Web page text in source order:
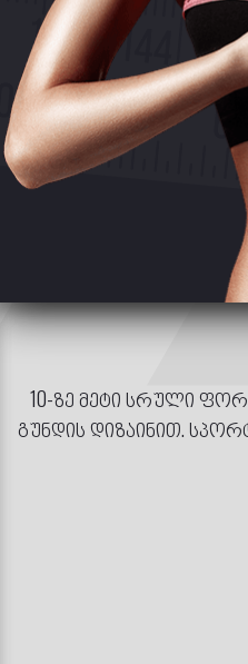
10-ზე მეტი სრული
გუნდის დიზაინით.